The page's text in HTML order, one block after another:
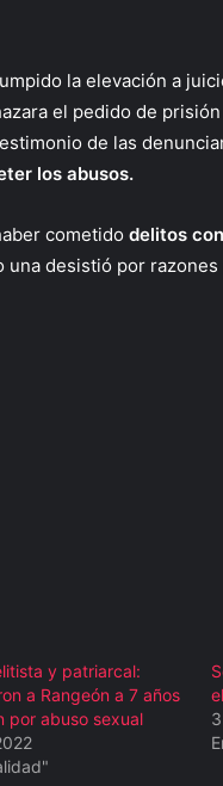
la elevación a
el pedido de
de las
los abusos.
cometido delitos
una desistió por
y patriarcal:
a Rangeón a 7 años
por abuso sexual